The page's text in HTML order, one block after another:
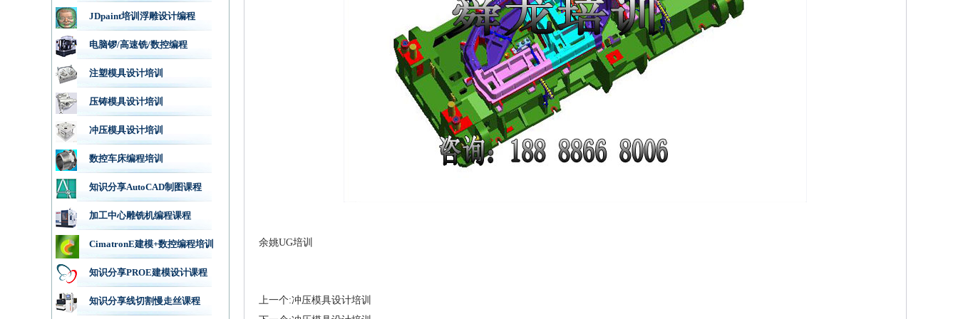
JDpaint培训浮雕设计编程
电脑锣/高速铣/数控编程
注塑模具设计培训
压铸模具设计培训
冲压模具设计培训
数控车床编程培训
知识分享AutoCAD制图课程
加工中心雕铣机编程课程
CimatronE建模+数控编程培训
知识分享PROE建模设计课程
知识分享线切割慢走丝课程
余姚UG培训
上一个:冲压模具设计培训